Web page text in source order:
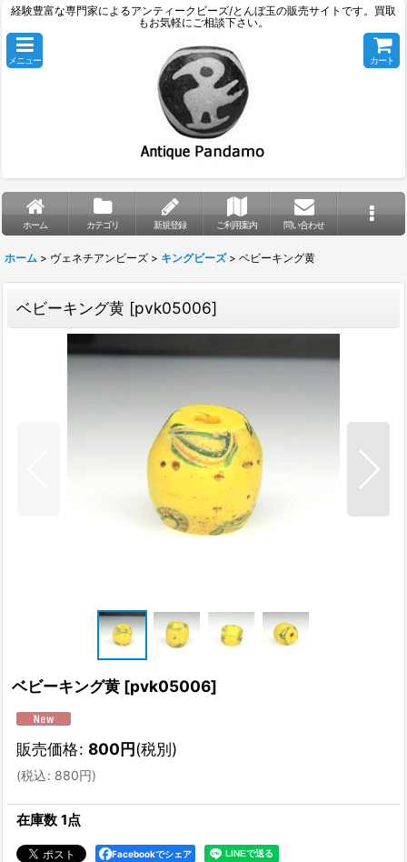
経験豊富な専門家によるアンティークビーズ/とんぼ玉の販売サイトです。買取
もお気軽にご相談下さい。
メニュー カート
ホーム カテゴリ 新規登録 ご利用案内 問い合わせ
ホーム > ヴェネチアンビーズ > キングビーズ > ベビーキング黄
ベビーキング黄 [pvk05006]
ベビーキング黄 [pvk05006]
販売価格: 800円(税別)
(税込: 880円)
在庫数 1点
Facebookでシェア